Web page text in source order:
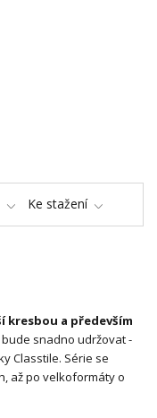
Ke stažení
kresbou a především
bude snadno udržovat -
Classtile. Série se
až po velkoformáty o